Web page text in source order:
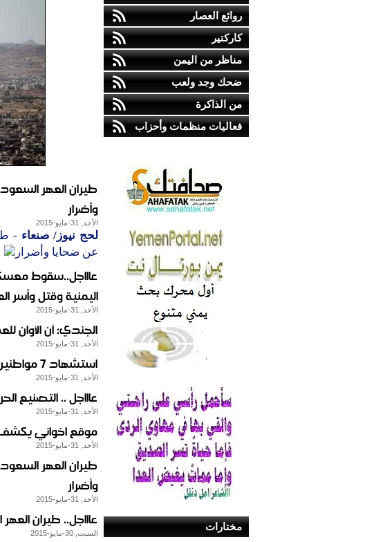
روائع العصار
كاركتير
مناظر من اليمن
ضحك وجد ولعب
من الذاكرة
فعاليات منظمات وأحزاب
مختارات
طيران العهر
وأضرار
الأحد, 31-مايو-2015
لحج نيوز/ صنعاء -
عن ضحايا وأضرار
عاااجل..سقوط
اليمنية وقتل وأسر
الأحد, 31-مايو-2015
الجندي: آن الأوان
الأحد, 31-مايو-2015
استشهاد 7 مواطنين في قصف الطيران السعودي للمناطق الحدودية بحجة
الأحد, 31-مايو-2015
عاااجل .. التصنيع
الأحد, 31-مايو-2015
موقع اخواني يكشف
الأحد, 31-مايو-2015
طيران العهر
وأضرار
الأحد, 31-مايو-2015
عاااجل.. طيران
السبت, 30-مايو-2015